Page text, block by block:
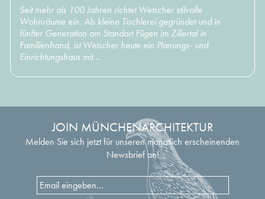
Seit mehr als 100 Jahren richtet Wetscher stilvolle
Wohnräume ein. Als kleine Tischlerei gegründet und in
fünfter Generation am Standort Fügen im Zillertal in
Familienhand, ist Wetscher heute ein Planungs- und
Einrichtungshaus mit...
JOIN MÜNCHENARCHITEKTUR
Melden Sie sich jetzt für unseren monatlich erscheinenden
Newsbrief an!